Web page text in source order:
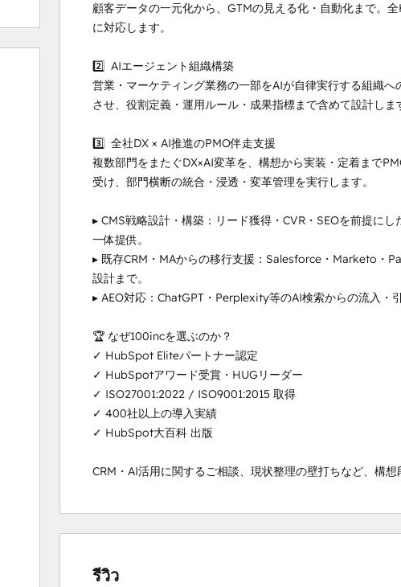
顧客データの一元化から、GTMの見える化・自動化まで。
に対応します。
2️⃣  AIエージェント組織構築
営業・マーケティング業務の一部をAIが自律実行する組織
させ、役割定義・運用ルール・成果指標まで含めて設計しま
3️⃣  全社DX × AI推進のPMO伴走支援
複数部門をまたぐDX×AI変革を、構想から実装・定着まで
受け、部門横断の統合・浸透・変革管理を実行します。
▸ CMS戦略設計・構築：リード獲得・CVR・SEOを前提に
一体提供。
▸ 既存CRM・MAからの移行支援：Salesforce・Marketo・
設計まで。
▸ AEO対応：ChatGPT・Perplexity等のAI検索からの流入・
🏆 なぜ100incを選ぶのか？
✓ HubSpot Eliteパートナー認定
✓ HubSpotアワード受賞・HUGリーダー
✓ ISO27001:2022 / ISO9001:2015 取得
✓ 400社以上の導入実績
✓ HubSpot大百科 出版
CRM・AI活用に関するご相談、現状整理の壁打ちなど、構想
รีวิว
7%
1%
0%
0%